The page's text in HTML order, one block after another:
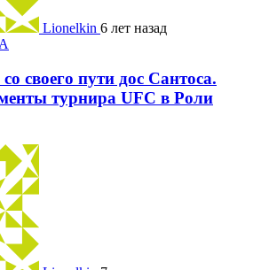
Lionelkin 6 лет назад
своего пути дос Сантоса.
турнира UFC в Роли